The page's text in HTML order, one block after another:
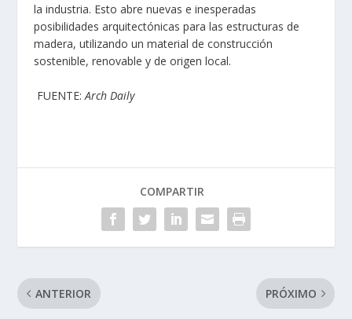
la industria. Esto abre nuevas e inesperadas
posibilidades arquitectónicas para las estructuras de
madera, utilizando un material de construcción
sostenible, renovable y de origen local.
FUENTE:Arch Daily
COMPARTIR
ANTERIOR PRÓXIMO